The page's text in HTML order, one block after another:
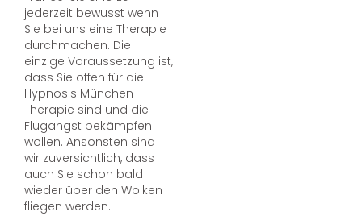
jederzeit bewusst wenn
Sie bei uns eine Therapie
durchmachen. Die
einzige Voraussetzung ist,
dass Sie offen für die
Hypnosis München
Therapie sind und die
Flugangst bekämpfen
wollen. Ansonsten sind
wir zuversichtlich, dass
auch Sie schon bald
wieder über den Wolken
fliegen werden.